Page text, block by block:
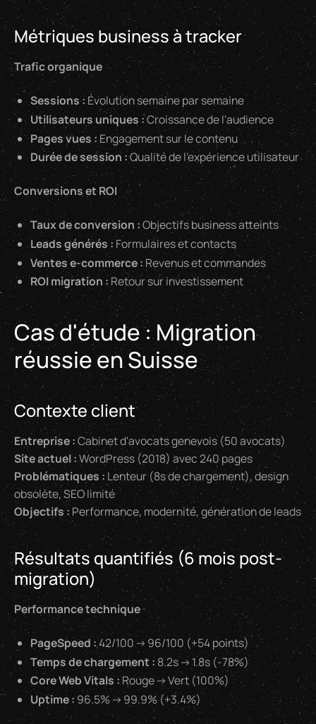
Métriques business à tracker
Trafic organique
Sessions : Évolution semaine par semaine
Utilisateurs uniques :Croissance de l'audience
Pages vues :Engagement sur le contenu
Durée de session :Qualité de l'expérience utilisateur
Conversions et ROI
Taux de conversion :Objectifs business atteints
Leads générés :Formulaires et contacts
Ventes e-commerce :Revenus et commandes
ROI migration : Retour sur investissement
Cas d'étude : Migration
réussie en Suisse
Contexte client
Entreprise :Cabinet d'avocats genevois (50 avocats)
Site actuel :WordPress (2018) avec 240 pages
Problématiques : Lenteur (8s de chargement), design
obsolète, SEO limité
Objectifs : Performance, modernité, génération de leads
Résultats quantifiés (6 mois post-
migration)
Performance technique
PageSpeed :42/100 → 96/100 (+54 points)
Temps de chargement : 8.2s → 1.8s (-78%)
Core Web Vitals :Rouge → Vert (100%)
Uptime :96.5% → 99.9% (+3.4%)